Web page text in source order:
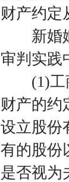
财产约定
新婚姻
审判实践
(1)工商
财产的约
设立股份
有的股份
是否视为